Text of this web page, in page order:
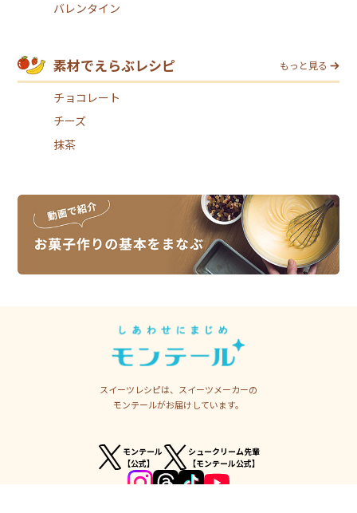
バレンタイン
素材でえらぶレシピ もっと見る
チョコレート
チーズ
抹茶
スイーツレシピは、スイーツメーカーの
モンテールがお届けしています。
モンテール
【公式】
シュークリーム先輩
【モンテール公式】